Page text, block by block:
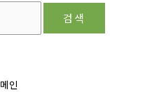
검색
메인